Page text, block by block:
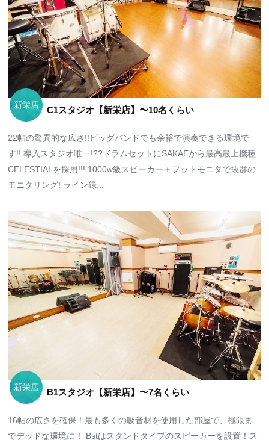
新栄店 C1スタジオ【新栄店】〜10名くらい
22帖の驚異的な広さ!!ビッグバンドでも余裕で演奏できる環境で
す!! 導入スタジオ唯一!??ドラムセットにSAKAEから最高最上機種
CELESTIALを採用!!! 1000w級スピーカー＋フットモニタで抜群の
モニタリング! ライン録...
新栄店 B1スタジオ【新栄店】〜7名くらい
16帖の広さを確保！最も多くの吸音材を使用した部屋で、極限ま
でデッドな環境に！ Bstはスタンドタイプのスピーカーを設置！ス